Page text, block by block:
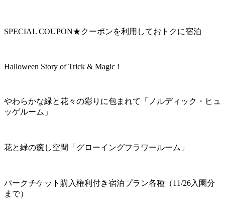
SPECIAL COUPON★クーポンを利用しておトクに宿泊
Halloween Story of Trick & Magic !
やわらかな緑と花々の彩りに包まれて「ノルディック・ヒュ
ッゲルーム」
花と緑の癒し空間「グローイングフラワールーム」
パークチケット購入権利付き宿泊プラン各種（11/26入園分
まで）